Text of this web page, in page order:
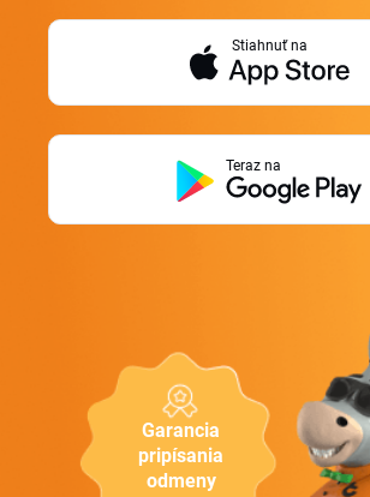
Garancia
pripísania
odmeny
Stiahnuť na
Teraz na